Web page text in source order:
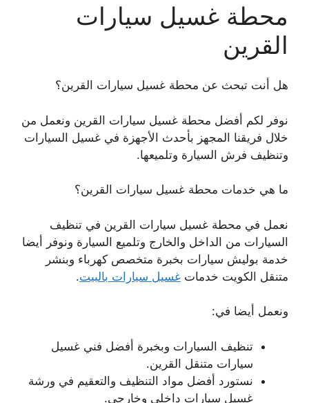
محطة غسيل سيارات
القرين
هل أنت تبحث عن محطة غسيل سيارات القرين؟
نوفر لكم أفضل محطة غسيل سيارات القرين ونعمل من
خلال فريقنا المجهز بأحدث الأجهزة في غسيل السيارات
وتنظيف فرش السيارة وتلميعها.
ما هي خدمات محطة غسيل سيارات القرين؟
نعمل في محطة غسيل سيارات القرين في تنظيف
السيارات من الداخل والخارج وتلميع السيارة ونوفر أيضا
خدمة بوليش سيارات بخبرة متخصص كهرباء وبنشر
متنقل الكويت خدمات غسيل سيارات بالبيت.
ونعمل أيضا في:
تنظيف السيارات وبخبرة أفضل فني غسيل
سيارات متنقل القرين.
نستورد أفضل مواد التنظيف والتعقيم في ورشة
غسيل سيارات داخلي وخارجي.